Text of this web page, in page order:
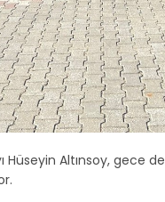
Hüseyin Altınsoy,